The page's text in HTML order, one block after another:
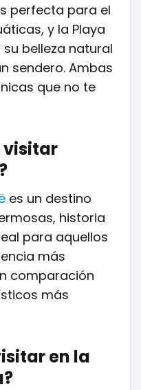
perfecta para el
y la Playa
belleza natural
sendero. Ambas
que no te
visitar
es un destino
historia
para aquellos
más
comparación
más
en la